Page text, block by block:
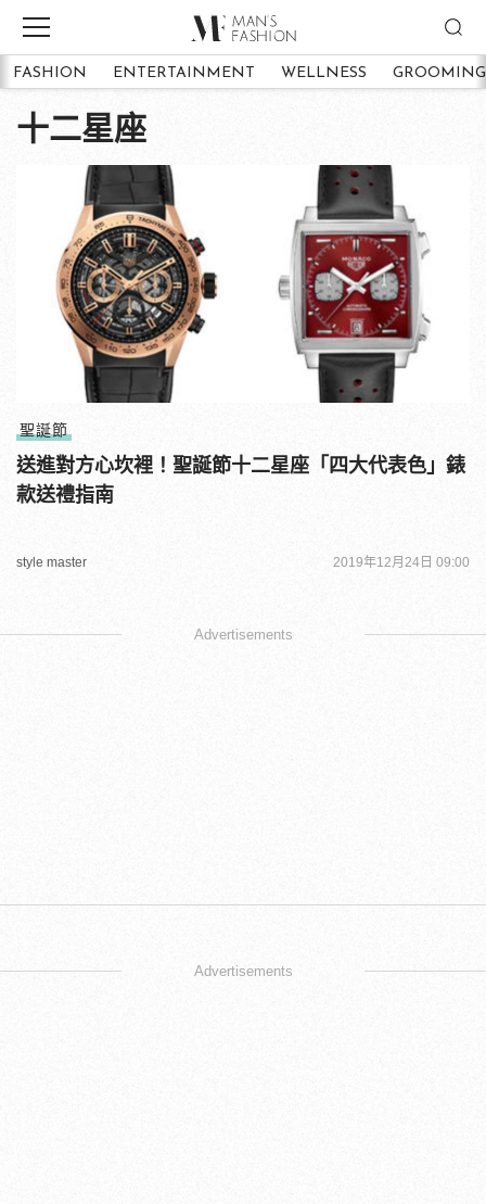
FASHION ENTERTAINMENT WELLNESS GROOMING
十二星座
聖誕節
送進對方心坎裡！聖誕節十二星座「四大代表色」錶
款送禮指南
style master 2019年12月24日 09:00
Advertisements
Advertisements